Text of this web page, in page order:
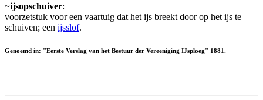
~ijsopschuiver:
voorzetstuk voor een vaartuig dat het ijs breekt door op het ijs te
schuiven; een ijsslof.
Genoemd in: "Eerste Verslag van het Bestuur der Vereeniging IJsploeg" 1881.